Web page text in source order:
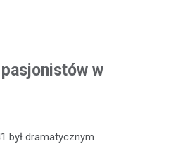
w
był dramatycznym